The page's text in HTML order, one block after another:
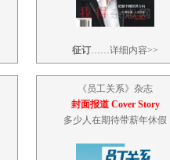
征订……详细内容>>
《 员工关系》杂志
封面报道 Cover Story
多少人在期待带薪年休假